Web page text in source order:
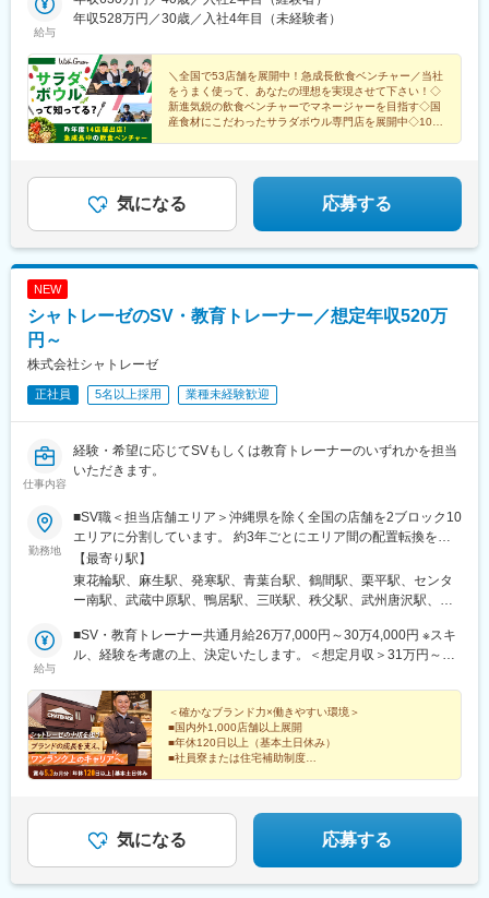
アトレ川崎埼玉ルミネ大宮浦和パルコ千葉成田空港第１ターミナ
ンロード名古屋ユニモール名古屋栄セントラルパーク京都京都ラ
クエ四条烏丸京都高島屋S.C.大阪エキマルシェ大阪大丸梅田ホワ
イティ梅田クリスタ長堀ディアモール大阪兵庫神戸さんちか阪急
西宮ガーデンズ岡山岡山一番街店広島ミナモア広島店福岡アミュ
プラザ博多天神地下街ONE FUKUOKA BLDG.
自由が丘駅、錦糸町駅、北千住駅、後楽園駅、羽田空港第２ター
ミナル駅(東京モノレール・ＡＮＡ利用)、荻窪駅、吉祥寺駅、立川
山おおたかの森駅、栄駅(愛知県)、名鉄名古屋駅、国際センター
駅、久屋大通駅、四条駅(京都市営)、京都河原町駅、東梅田駅、大
阪駅、長堀橋駅、神戸三宮駅(阪急・神戸高速)、西宮北口駅、岡山
駅、広島駅、博多駅、西鉄福岡駅、天神駅、牛込神楽坂駅、新宿
駅(東京メトロ)、新宿西口駅、三田駅(東京都)、乃木坂駅、内幸町
京都)、井の頭公園駅、立川北駅、神奈川駅、新高島駅、京急川崎
駅、栄町駅(愛知県)、近鉄名古屋駅、烏丸駅、祇園四条駅、梅田駅
駅、三宮駅(神戸市営)、西川緑道公園駅、猿猴橋町駅、天神南駅
給与
年収528万円／30歳／入社4年目（未経験者）
＼全国で53店舗を展開中！急成長飲食ベンチャー／当社
をうまく使って、あなたの理想を実現させて下さい！◇
新進気鋭の飲食ベンチャーでマネージャーを目指す◇国
産食材にこだわったサラダボウル専門店を展開中◇100
気になる 応募する
NEW
シャトレーゼのSV・教育トレーナー／想定年収520万
円～
株式会社シャトレーゼ
正社員 5名以上採用 業種未経験歓迎
仕事内容
経験・希望に応じてSVもしくは教育トレーナーのいずれかを担当
いただきます。
勤務地
■SV職＜担当店舗エリア＞沖縄県を除く全国の店舗を2ブロック10
エリアに分割しています。 約3年ごとにエリア間の配置転換を行
い、多様な経験を積みながらキャリア形成いただきます。・北海
道・東北 ・北関東 ・埼玉千葉 ・東京神奈川 ・北陸甲信越 ・東海
・近畿 ・兵庫中四国 ・九州※全国転勤が発生するポジションです※
店舗がないエリアの研修は近隣エリア店舗で実施頂きます※車での
移動がメインとなります（運転免許／経験必須）■教育トレーナー
（月4～5回）受動喫煙対策：分煙
【最寄り駅】
東花輪駅、麻生駅、発寒駅、青葉台駅、鶴間駅、栗平駅、センタ
ー南駅、武蔵中原駅、鴨居駅、三咲駅、秩父駅、武州唐沢駅、和
駅、恵比寿駅、代々木公園駅、新宿御苑前駅、阿佐ケ谷駅、京成
曳舟駅、築地市場駅、永田町駅、池袋駅、白金台駅、乃木坂駅、
山駅(福岡県)、赤間駅、小淵沢駅、竜王駅、石和温泉駅、甲府駅、
国母駅、酒折駅、波高島駅、新琴似駅、センター北駅、二和向台
駅、毛呂駅、西高島平駅、代官山駅、代々木八幡駅、四谷三丁目
駅、新宿三丁目駅、南阿佐ケ谷駅、曳舟駅、東銀座駅、赤坂見附
駅、東池袋駅、白金高輪駅、九品仏駅、高島平駅、千駄ケ谷駅、
給与
■SV・教育トレーナー共通月給26万7,000円～30万4,000円 ※スキ
ル、経験を考慮の上、決定いたします。＜想定月収＞31万円～44
＜確かなブランド力×働きやすい環境＞
■国内外1,000店舗以上展開
■年休120日以上（基本土日休み）
■社員寮または住宅補助制度
経営視点やマネジメント力を磨きながら、長くキャリア
を築いていける環境です。
気になる 応募する